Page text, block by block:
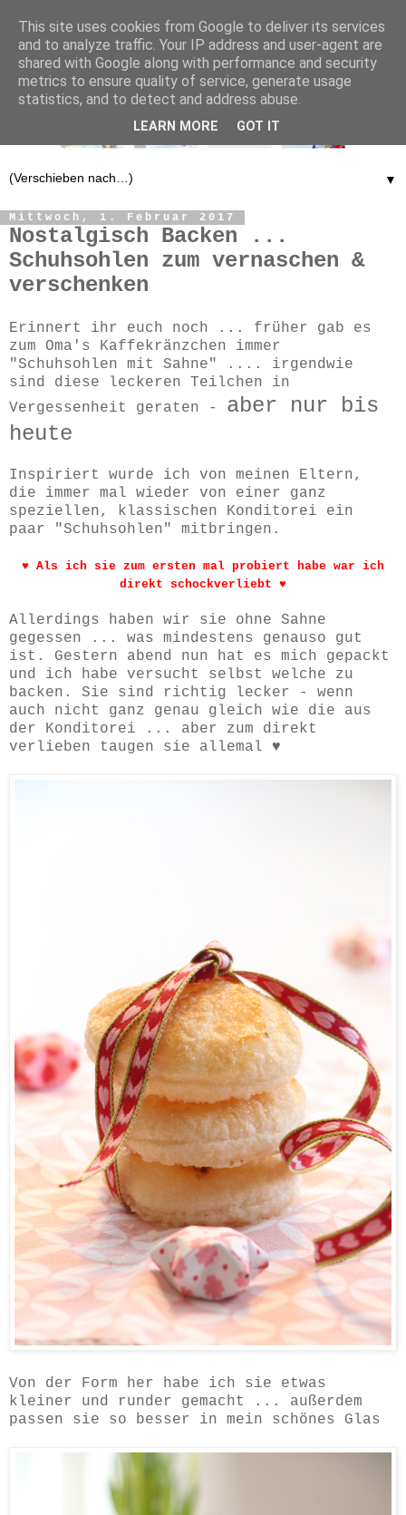
▼
Mittwoch, 1. Februar 2017
Nostalgisch Backen ...
Schuhsohlen zum vernaschen &
verschenken
Erinnert ihr euch noch ... früher gab es
zum Oma's Kaffekränzchen immer
"Schuhsohlen mit Sahne" .... irgendwie
sind diese leckeren Teilchen in
Vergessenheit geraten - aber nur bis
heute
Inspiriert wurde ich von meinen Eltern,
die immer mal wieder von einer ganz
speziellen, klassischen Konditorei ein
paar "Schuhsohlen" mitbringen.
♥ Als ich sie zum ersten mal probiert habe war ich
direkt schockverliebt ♥
Allerdings haben wir sie ohne Sahne
gegessen ... was mindestens genauso gut
ist. Gestern abend nun hat es mich gepackt
und ich habe versucht selbst welche zu
backen. Sie sind richtig lecker - wenn
auch nicht ganz genau gleich wie die aus
der Konditorei ... aber zum direkt
verlieben taugen sie allemal ♥
Von der Form her habe ich sie etwas
kleiner und runder gemacht ... außerdem
passen sie so besser in mein schönes Glas
This site uses cookies from Google to deliver its services
and to analyze traffic. Your IP address and user-agent are
shared with Google along with performance and security
metrics to ensure quality of service, generate usage
statistics, and to detect and address abuse.
LEARN MORE GOT IT